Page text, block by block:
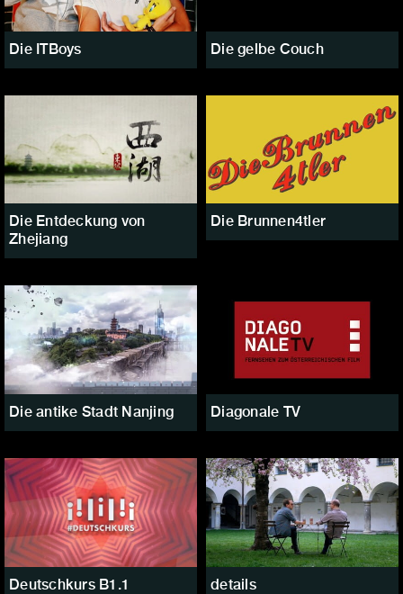
Die ITBoys Die gelbe Couch
Die Entdeckung von
Zhejiang
Die Brunnen4tler
Die antike Stadt Nanjing Diagonale TV
Deutschkurs B1.1 details